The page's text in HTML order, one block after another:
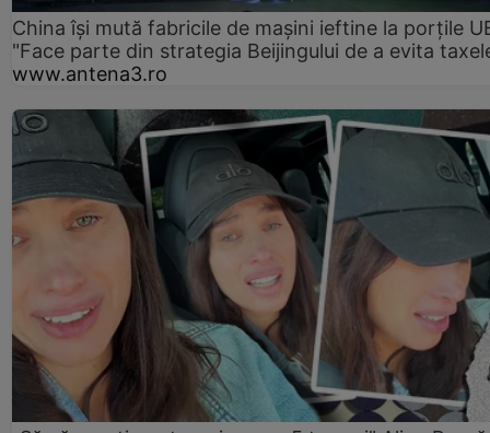
China își mută fabricile de mașini ieftine la porțile
"Face parte din strategia Beijingului de a evita
www.antena3.ro